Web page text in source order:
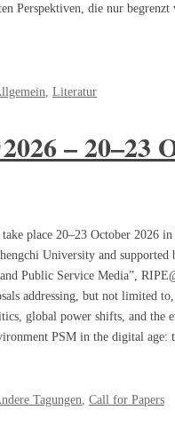
Perspektiven, die nur
Literatur
– 20–23
place 20–23 October 2026
University and
Public Service Media”,
addressing, but not limited
global power shifts, and the
PSM in the digital age:
Tagungen Call for Papers